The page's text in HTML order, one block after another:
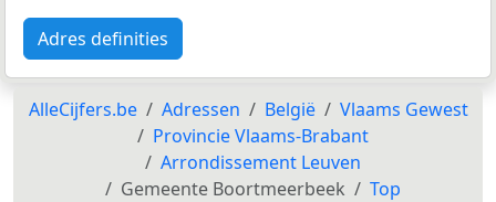
Adres definities
AlleCijfers.be Adressen België
Vlaams Gewest
Provincie Vlaams-Brabant
Arrondissement Leuven
Gemeente Boortmeerbeek
Top